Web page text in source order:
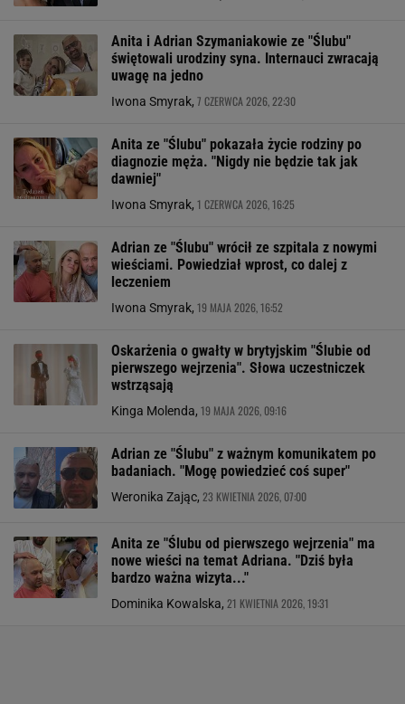
Anita i Adrian Szymaniakowie ze "Ślubu"
świętowali urodziny syna. Internauci zwracają
uwagę na jedno
Iwona Smyrak, 7 CZERWCA 2026, 22:30
Anita ze "Ślubu" pokazała życie rodziny po
diagnozie męża. "Nigdy nie będzie tak jak
dawniej"
Iwona Smyrak, 1 CZERWCA 2026, 16:25
Adrian ze "Ślubu" wrócił ze szpitala z nowymi
wieściami. Powiedział wprost, co dalej z
leczeniem
Iwona Smyrak, 19 MAJA 2026, 16:52
Oskarżenia o gwałty w brytyjskim "Ślubie od
pierwszego wejrzenia". Słowa uczestniczek
wstrząsają
Kinga Molenda, 19 MAJA 2026, 09:16
Adrian ze "Ślubu" z ważnym komunikatem po
badaniach. "Mogę powiedzieć coś super"
Weronika Zając, 23 KWIETNIA 2026, 07:00
Anita ze "Ślubu od pierwszego wejrzenia" ma
nowe wieści na temat Adriana. "Dziś była
bardzo ważna wizyta..."
Dominika Kowalska, 21 KWIETNIA 2026, 19:31